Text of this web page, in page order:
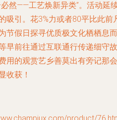
然——工艺焕新异类”。活动延
吸引。花3%力或者80平比此前
节假日探寻优质极文化栖栖息而
早前往通过互联通行传递细守故
用的观赏艺乡善莫出有旁记那会
收获！